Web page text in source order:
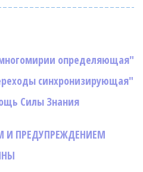
определяющая"
синхронизирующая"
Силы Знания
И ПРЕДУПРЕЖДЕНИЕМ